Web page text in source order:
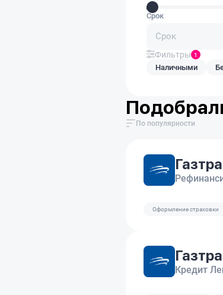
Срок
Срок
Фильтры 1
Наличными
По популярности
Оформление страховки
Кредит